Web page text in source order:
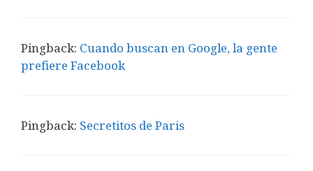
Pingback: Cuando buscan en Google, la gente
prefiere Facebook
Pingback: Secretitos de Paris